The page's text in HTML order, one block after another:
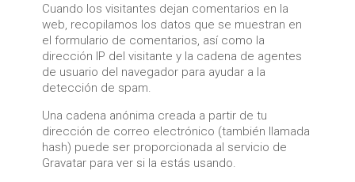
Cuando los visitantes dejan comentarios en la
web, recopilamos los datos que se muestran en
el formulario de comentarios, así como la
dirección IP del visitante y la cadena de agentes
de usuario del navegador para ayudar a la
detección de spam.
Una cadena anónima creada a partir de tu
dirección de correo electrónico (también llamada
hash) puede ser proporcionada al servicio de
Gravatar para ver si la estás usando.